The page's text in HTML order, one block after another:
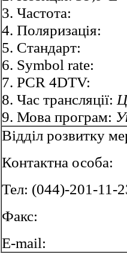
3. Частота:
4. Поляризація:
5. Стандарт:
6. Symbol rate:
7. PCR 4DTV:
8. Час трансляції:
9. Мова програм:
Відділ розвитку
Контактна особа:
Тел: (044)-201-11-
Факс:
E-mail: